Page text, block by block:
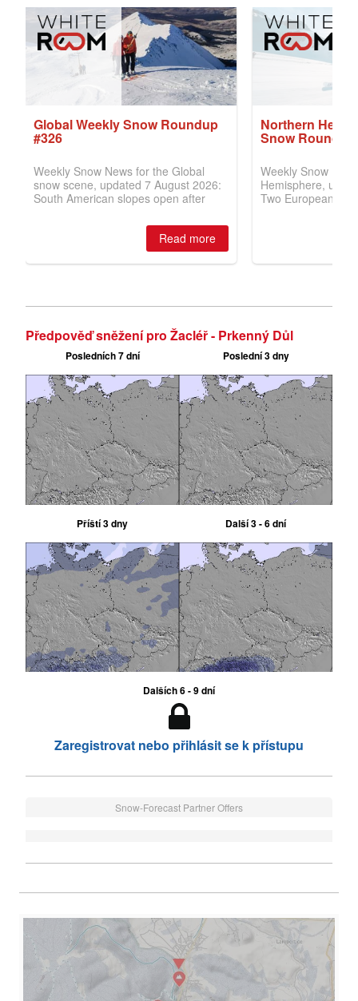
Předpověď sněžení pro Žacléř - Prkenný Důl
Posledních 7 dní Poslední 3 dny
Příští 3 dny Další 3 - 6 dní
Dalších 6 - 9 dní
Zaregistrovat nebo přihlásit se k přístupu
Snow-Forecast Partner Offers